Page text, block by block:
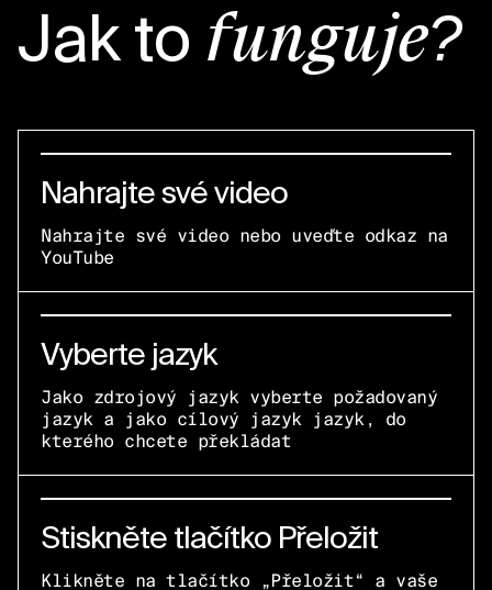
Jak to funguje?
Nahrajte své video
Nahrajte své video nebo uveďte odkaz na
YouTube
Vyberte jazyk
Jako zdrojový jazyk vyberte požadovaný
jazyk a jako cílový jazyk jazyk, do
kterého chcete překládat
Stiskněte tlačítko Přeložit
Klikněte na tlačítko „Přeložit“ a vaše